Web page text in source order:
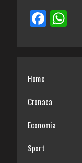
Home
Cronaca
Economia
Sport